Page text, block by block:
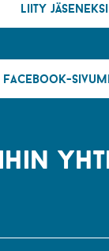
liity jäseneksi
facebook-